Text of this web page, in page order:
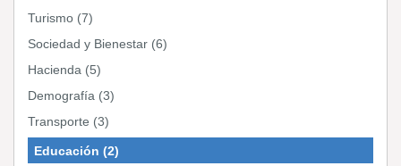
Turismo (7)
Sociedad y Bienestar (6)
Hacienda (5)
Demografía (3)
Transporte (3)
Educación (2)